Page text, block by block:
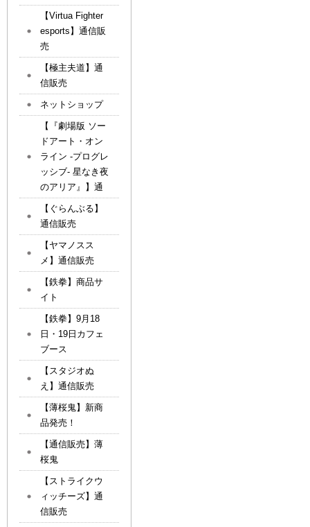
【Virtua Fighter
esports】通信販
売
【極主夫道】通
信販売
ネットショップ
【『劇場版 ソー
ドアート・オン
ライン -プログレ
ッシブ- 星なき夜
のアリア』】通
【ぐらんぶる】
通信販売
【ヤマノスス
メ】通信販売
【鉄拳】商品サ
イト
【鉄拳】9月18
日・19日カフェ
ブース
【スタジオぬ
え】通信販売
【薄桜鬼】新商
品発売！
【通信販売】薄
桜鬼
【ストライクウ
ィッチーズ】通
信販売